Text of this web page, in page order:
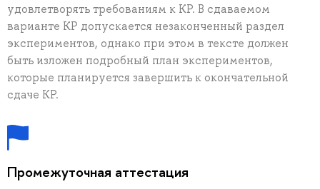
удовлетворять требованиям к КР. В сдаваемом
варианте КР допускается незаконченный раздел
экспериментов, однако при этом в тексте должен
быть изложен подробный план экспериментов,
которые планируется завершить к окончательной
сдаче КР.
Промежуточная аттестация